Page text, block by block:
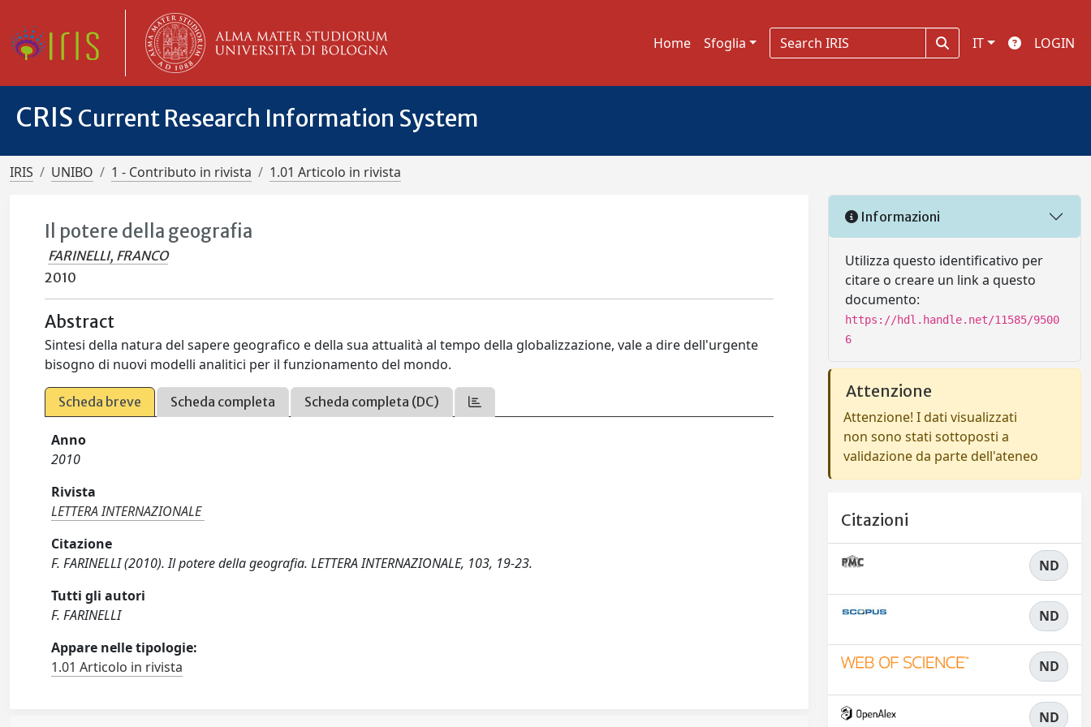
Home Sfoglia IT LOGIN
CRIS Current Research Information System
IRIS UNIBO 1 - Contributo in rivista 1.01 Articolo in rivista
Il potere della geografia
FARINELLI, FRANCO
2010
Abstract
Sintesi della natura del sapere geografico e della sua attualità al tempo della globalizzazione, vale a dire dell'urgente
bisogno di nuovi modelli analitici per il funzionamento del mondo.
Scheda breve Scheda completa Scheda completa (DC)
Anno
2010
Rivista
LETTERA INTERNAZIONALE
Citazione
F. FARINELLI (2010). Il potere della geografia. LETTERA INTERNAZIONALE, 103, 19-23.
Tutti gli autori
F. FARINELLI
Appare nelle tipologie:
1.01 Articolo in rivista
Informazioni
Utilizza questo identificativo per
citare o creare un link a questo
documento:
https://hdl.handle.net/11585/9500
6
Attenzione
Attenzione! I dati visualizzati
non sono stati sottoposti a
validazione da parte dell'ateneo
Citazioni
ND
ND
ND
ND